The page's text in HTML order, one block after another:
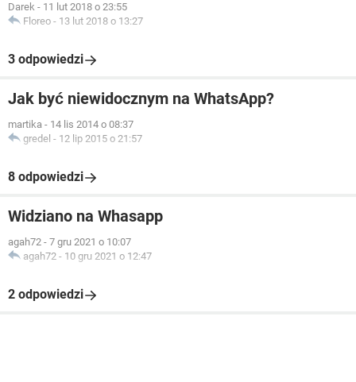
Darek - 11 lut 2018 o 23:55
Floreo - 13 lut 2018 o 13:27
3 odpowiedzi
Jak być niewidocznym na WhatsApp?
martika - 14 lis 2014 o 08:37
gredel - 12 lip 2015 o 21:57
8 odpowiedzi
Widziano na Whasapp
agah72 - 7 gru 2021 o 10:07
agah72 - 10 gru 2021 o 12:47
2 odpowiedzi